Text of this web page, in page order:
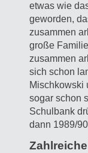
etwas wie
geworden,
zusammen
große
zusammen
sich schon
Mischkowski
sogar schon
Schulbank
dann 1989/